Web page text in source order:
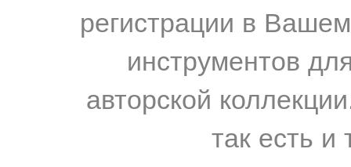
регистрации в
инструментов
авторской
так есть и